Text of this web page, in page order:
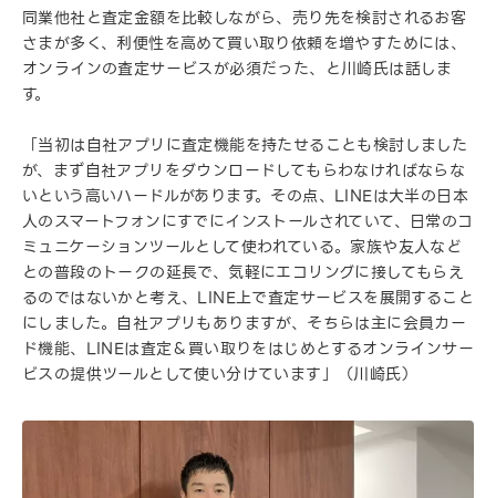
同業他社と査定金額を比較しながら、売り先を検討されるお客
さまが多く、利便性を高めて買い取り依頼を増やすためには、
オンラインの査定サービスが必須だった、と川崎氏は話しま
す。
「当初は自社アプリに査定機能を持たせることも検討しました
が、まず自社アプリをダウンロードしてもらわなければならな
いという高いハードルがあります。その点、LINEは大半の日本
人のスマートフォンにすでにインストールされていて、日常のコ
ミュニケーションツールとして使われている。家族や友人など
との普段のトークの延長で、気軽にエコリングに接してもらえ
るのではないかと考え、LINE上で査定サービスを展開すること
にしました。自社アプリもありますが、そちらは主に会員カー
ド機能、LINEは査定＆買い取りをはじめとするオンラインサー
ビスの提供ツールとして使い分けています」（川崎氏）